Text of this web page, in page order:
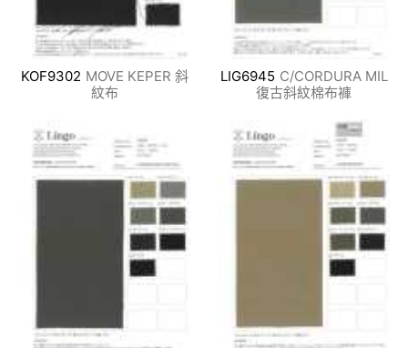
KOF9302 MOVE KEPER 斜
紋布
LIG6945 C/CORDURA MIL
復古斜紋棉布褲